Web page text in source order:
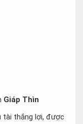
Giáp Thìn
tài thắng lợi, được